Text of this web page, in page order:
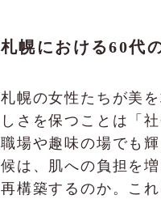
札幌における60代
札幌の女性たちが美
しさを保つことは「
職場や趣味の場でも
候は、肌への負担を
再構築するのか。こ